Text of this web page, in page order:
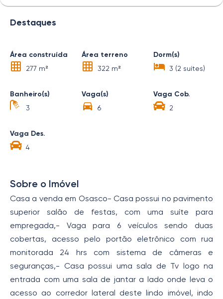
Destaques
Área construída
277 m²
Área terreno
322 m²
Dorm(s)
3 (2 suítes)
Banheiro(s)
3
Vaga(s)
6
Vaga Cob.
2
Vaga Des.
4
Sobre o Imóvel
Casa a venda em Osasco- Casa possui no pavimento
superior salão de festas, com uma suíte para
empregada,- Vaga para 6 veículos sendo duas
cobertas, acesso pelo portão eletrônico com rua
monitorada 24 hrs com sistema de câmeras e
seguranças,- Casa possui uma sala de Tv logo na
entrada com uma sala de jantar a lado onde leva o
acesso ao corredor lateral deste lindo imóvel, indo